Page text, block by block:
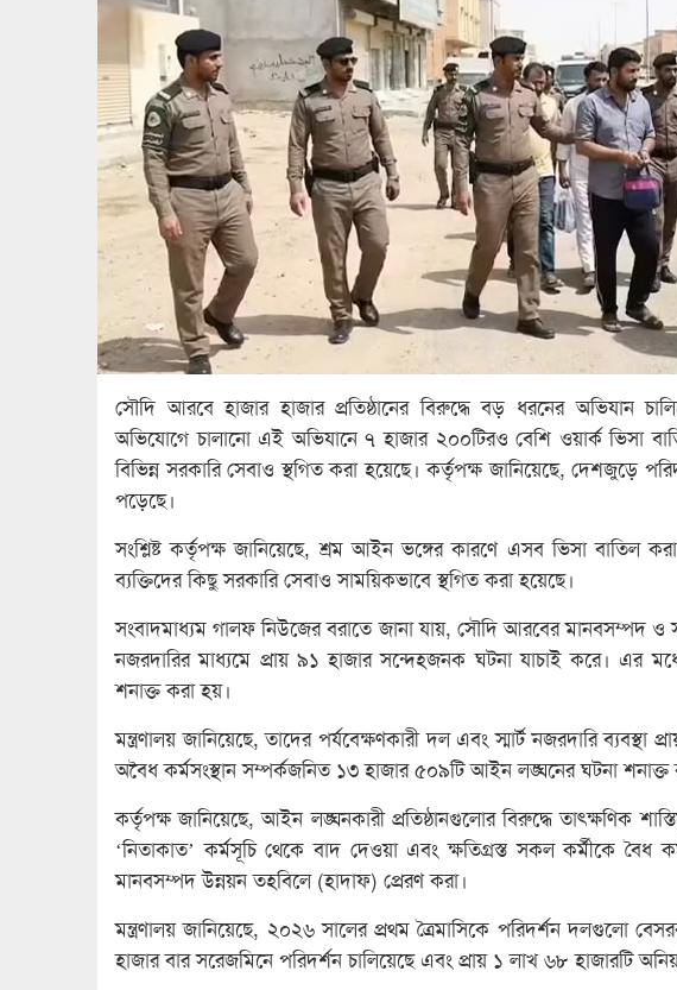
সৌদি আরবে হাজার হাজার প্রতিষ্ঠানের বিরুদ্ধে বড় ধরনের অভিযান
অভিযোগে চালানো এই অভিযানে ৭ হাজার ২০০টিরও বেশি ওয়ার্ক ভিসা
বিভিন্ন সরকারি সেবাও স্থগিত করা হয়েছে। কর্তৃপক্ষ জানিয়েছে, দেশজুড়ে
পড়েছে।
সংশ্লিষ্ট কর্তৃপক্ষ জানিয়েছে, শ্রম আইন ভঙ্গের কারণে এসব ভিসা বাতিল
ব্যক্তিদের কিছু সরকারি সেবাও সাময়িকভাবে স্থগিত করা হয়েছে।
সংবাদমাধ্যম গালফ নিউজের বরাতে জানা যায়, সৌদি আরবের মানবসম্পদ ও
নজরদারির মাধ্যমে প্রায় ৯১ হাজার সন্দেহজনক ঘটনা যাচাই করে। এর
শনাক্ত করা হয়।
মন্ত্রণালয় জানিয়েছে, তাদের পর্যবেক্ষণকারী দল এবং স্মার্ট নজরদারি
অবৈধ কর্মসংস্থান সম্পর্কজনিত ১৩ হাজার ৫০৯টি আইন লঙ্ঘনের ঘটনা শনাক্ত
কর্তৃপক্ষ জানিয়েছে, আইন লঙ্ঘনকারী প্রতিষ্ঠানগুলোর বিরুদ্ধে তাৎক্ষণিক
‘নিতাকাত’ কর্মসূচি থেকে বাদ দেওয়া এবং ক্ষতিগ্রস্ত সকল কর্মীকে বৈধ
মানবসম্পদ উন্নয়ন তহবিলে (হাদাফ) প্রেরণ করা।
মন্ত্রণালয় জানিয়েছে, ২০২৬ সালের প্রথম ত্রৈমাসিকে পরিদর্শন দলগুলো
হাজার বার সরেজমিনে পরিদর্শন চালিয়েছে এবং প্রায় ১ লাখ ৬৮ হাজারটি